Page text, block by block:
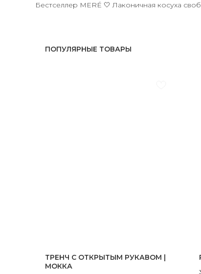
Бестселлер MERÉ 🤍 Лаконичная косуха
ПОПУЛЯРНЫЕ ТОВАРЫ
ТРЕНЧ С ОТКРЫТЫМ РУКАВОМ |
МОККА